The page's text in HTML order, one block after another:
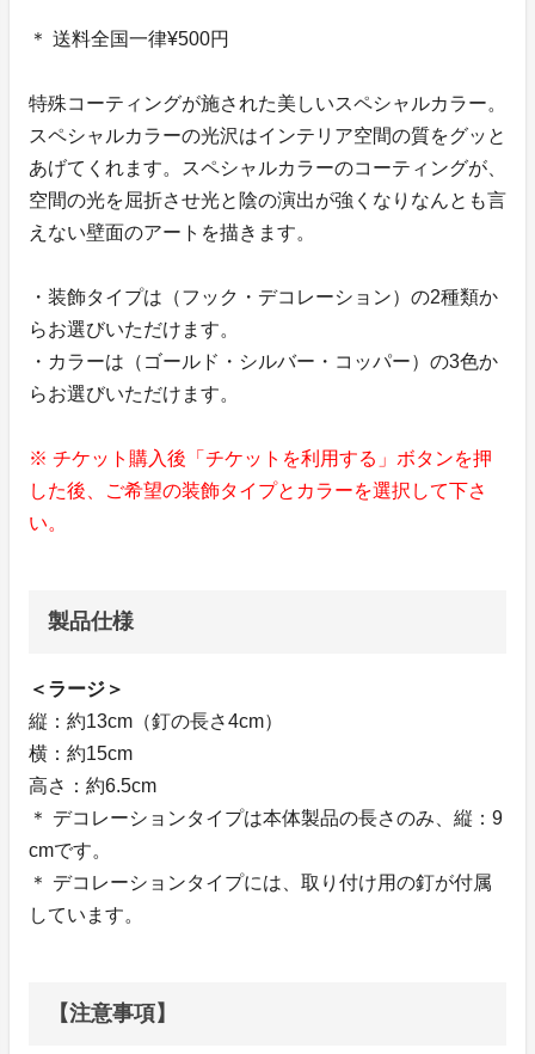
＊ 送料全国一律¥500円
特殊コーティングが施された美しいスペシャルカラー。
スペシャルカラーの光沢はインテリア空間の質をグッと
あげてくれます。スペシャルカラーのコーティングが、
空間の光を屈折させ光と陰の演出が強くなりなんとも言
えない壁面のアートを描きます。
・装飾タイプは（フック・デコレーション）の2種類か
らお選びいただけます。
・カラーは（ゴールド・シルバー・コッパー）の3色か
らお選びいただけます。
※ チケット購入後「チケットを利用する」ボタンを押
した後、ご希望の装飾タイプとカラーを選択して下さ
い。
製品仕様
＜ラージ＞
縦：約13cm（釘の長さ4cm）
横：約15cm
高さ：約6.5cm
＊ デコレーションタイプは本体製品の長さのみ、縦：9
cmです。
＊ デコレーションタイプには、取り付け用の釘が付属
しています。
【注意事項】